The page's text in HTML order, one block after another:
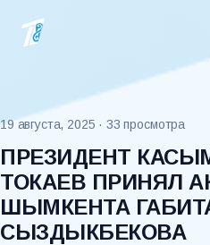
19 августа, 2025 · 33 просмотра
ПРЕЗИДЕНТ
ТОКАЕВ ПРИНЯЛ
ШЫМКЕНТА
СЫЗДЫКБЕКОВА